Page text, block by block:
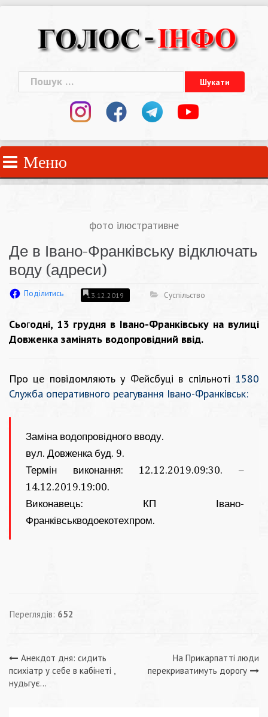
Пошук:
Меню
фото ілюстративне
Де в Івано-Франківську відключать
воду (адреси)
Поділитись 13.12.2019 Суспільство
Сьогодні, 13 грудня в Івано-Франківську на вулиці
Довженка замінять водопровідний ввід.
Про це повідомляють у Фейсбуці в спільноті 1580
Служба оперативного реагування Івано-Франківськ:
Заміна водопровідного вводу.
вул. Довженка буд. 9.
Термін виконання: 12.12.2019.09:30. –
14.12.2019.19:00.
Виконавець: КП Івано-
Франківськводоекотехпром.
Переглядів: 652
Навігація
записів
Анекдот дня: сидить
психіатр у себе в кабінеті ,
нудьгує…
На Прикарпатті люди
перекриватимуть дорогу